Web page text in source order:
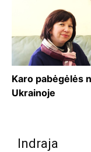
Karo pabėgėlės
Ukrainoje
Indraja